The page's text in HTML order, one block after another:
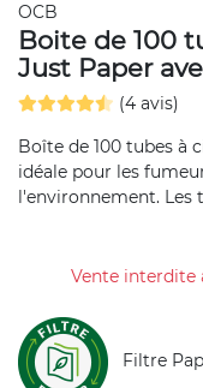
OCB
Boite de 100
Just Paper
(4 avis)
Boîte de 100 tubes à
idéale pour les
l'environnement. Les
Vente interdite
Filtre